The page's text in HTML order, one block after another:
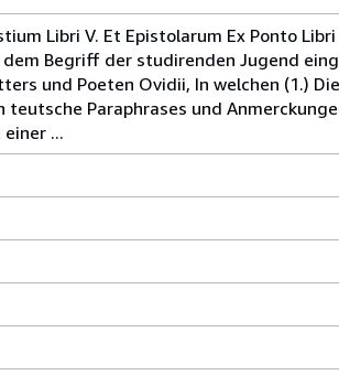
Libri V. Et Epistolarum Ex Ponto
Begriff der studirenden Jugend
und Poeten Ovidii, In welchen (1.)
teutsche Paraphrases und
...